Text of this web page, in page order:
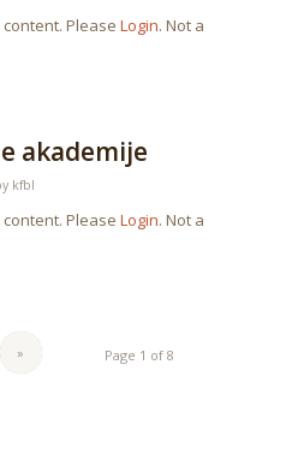
Please Login. Not a
akademije
kfbl
Please Login. Not a
Page 1 of 8
»